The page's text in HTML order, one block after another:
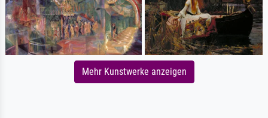
Mehr Kunstwerke anzeigen